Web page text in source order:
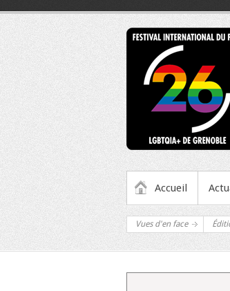
contenu
MENU PRINCIPAL
Accueil
Vues d'en face